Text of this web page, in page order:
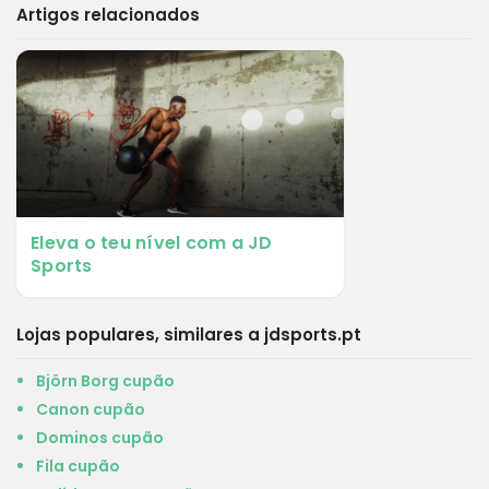
Artigos relacionados
Eleva o teu nível com a JD
Sports
Lojas populares, similares a jdsports.pt
Björn Borg cupão
Canon cupão
Dominos cupão
Fila cupão